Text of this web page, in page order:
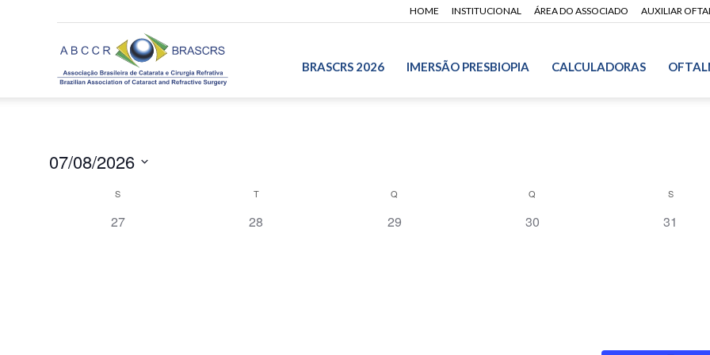
HOME INSTITUCIONAL ÁREA DO ASSOCIADO AUXILIAR
BRASCRS 2026 IMERSÃO PRESBIOPIA CALCULADORAS
07/08/2026
Calendárior
S T Q Q S
0
27
0
28
0
29
0
30
0
31